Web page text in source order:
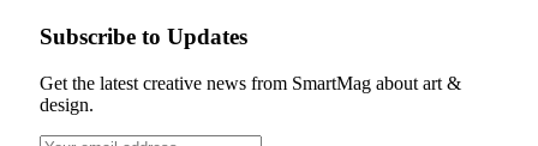
Subscribe to Updates
Get the latest creative news from SmartMag about art &
design.